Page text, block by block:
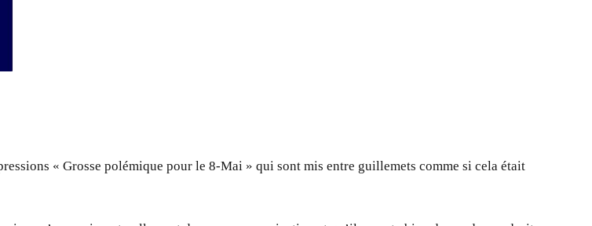
« Grosse polémique pour le 8-Mai » qui sont mis entre guillemets comme si cela était